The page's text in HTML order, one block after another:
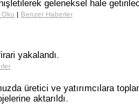
geleneksel hale
Oku | Benzer Haberler
yakalandı.
üretici ve yatırımcılara
aktarıldı.